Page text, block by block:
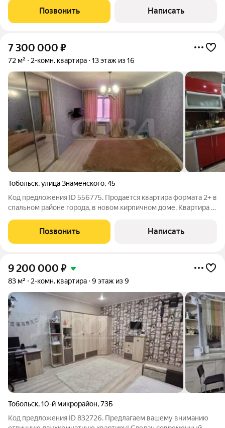
достопримечательности нашего города - Тобольского Кремля,
Вечного огня, Александровского и
Позвонить Написать
7 300 000 ₽
72 м² 2-комн. квартира 13 этаж из 16
Тобольск,улица Знаменского,45
Код предложения ID 556775. Продается квартира формата 2+ в
спальном районе города, в новом кирпичном доме. Квартира с
высокого качества. Есть два больших шкафа купе, два
кондиционера, мебель
Позвонить Написать
9 200 000 ₽
83 м² 2-комн. квартира 9 этаж из 9
Тобольск,10-й микрорайон,73Б
Код предложения ID 832726. Предлагаем вашему вниманию